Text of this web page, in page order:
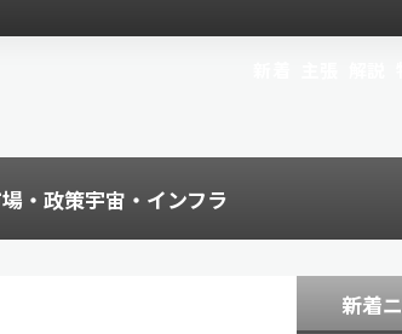
・政策宇宙・インフラ
新着